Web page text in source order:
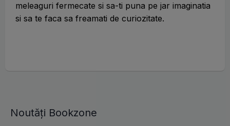
meleaguri fermecate si sa-ti puna pe jar imaginatia
si sa te faca sa freamati de curiozitate.
Noutăți Bookzone